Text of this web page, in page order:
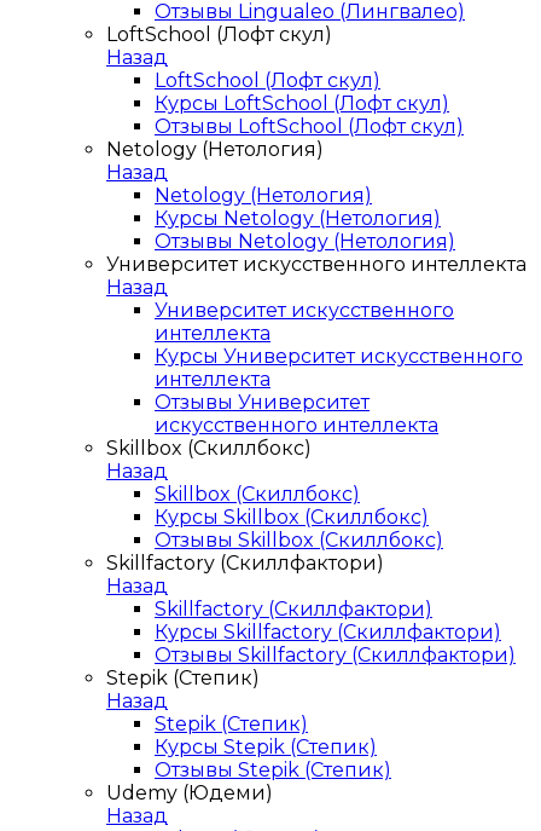
Отзывы Lingualeo (Лингвалео)
LoftSchool (Лофт скул)
Назад
LoftSchool (Лофт скул)
Курсы LoftSchool (Лофт скул)
Отзывы LoftSchool (Лофт скул)
Netology (Нетология)
Назад
Netology (Нетология)
Курсы Netology (Нетология)
Отзывы Netology (Нетология)
Университет искусственного интеллекта
Назад
Университет искусственного
интеллекта
Курсы Университет искусственного
интеллекта
Отзывы Университет
искусственного интеллекта
Skillbox (Скиллбокс)
Назад
Skillbox (Скиллбокс)
Курсы Skillbox (Скиллбокс)
Отзывы Skillbox (Скиллбокс)
Skillfactory (Скиллфактори)
Назад
Skillfactory (Скиллфактори)
Курсы Skillfactory (Скиллфактори)
Отзывы Skillfactory (Скиллфактори)
Stepik (Степик)
Назад
Stepik (Степик)
Курсы Stepik (Степик)
Отзывы Stepik (Степик)
Udemy (Юдеми)
Назад